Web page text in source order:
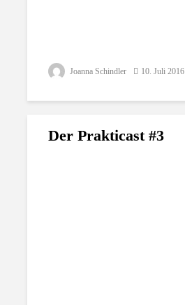
Joanna Schindler 10. Juli 2016
Der Prakticast #3